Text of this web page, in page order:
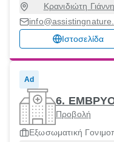
Κρανιδιώτη
Θέρμης,
Ιστοσελίδα
Ad
6.
Προβολή
Εξωσωματική